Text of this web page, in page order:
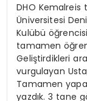
DHO Kemalreis
Üniversitesi
Kulübü
tamamen
Geliştirdikleri
vurgulayan
Tamamen
yazdık. 3 tane